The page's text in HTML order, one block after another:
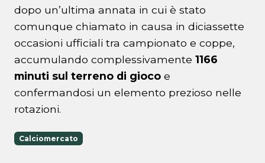
dopo un’ultima annata in cui è stato
comunque chiamato in causa in diciassette
occasioni ufficiali tra campionato e coppe,
accumulando complessivamente 1166
minuti sul terreno di gioco e
confermandosi un elemento prezioso nelle
rotazioni.
Calciomercato